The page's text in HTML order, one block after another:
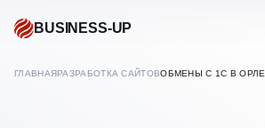
BUSINESS-UP
ГЛАВНАЯРАЗРАБОТКА САЙТОВОБМЕНЫ С 1С В ОРЛЕ